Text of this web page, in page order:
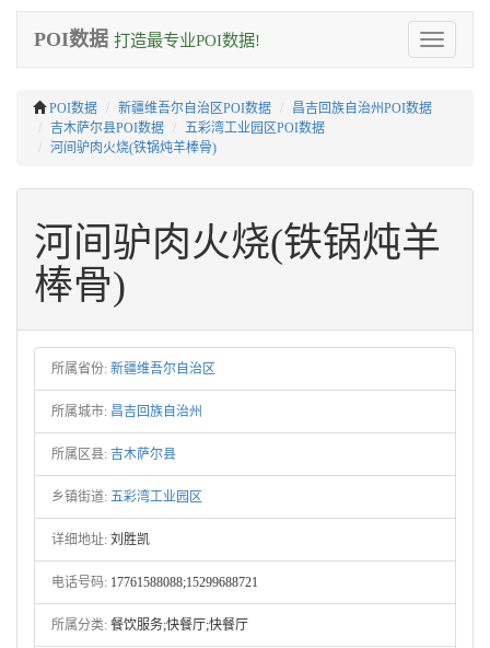
Toggle
navigation
POI数据 打造最专业POI数据!
POI数据 新疆维吾尔自治区POI数据
昌吉回族自治州POI数据
吉木萨尔县POI数据
五彩湾工业园区POI数据
河间驴肉火烧(铁锅炖羊棒骨)
河间驴肉火烧(铁锅炖羊
棒骨)
所属省份: 新疆维吾尔自治区
所属城市: 昌吉回族自治州
所属区县: 吉木萨尔县
乡镇街道: 五彩湾工业园区
详细地址: 刘胜凯
电话号码: 17761588088;15299688721
所属分类: 餐饮服务;快餐厅;快餐厅